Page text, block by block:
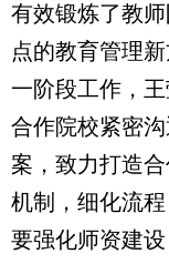
有效锻炼了教
点的教育管理
一阶段工作，
合作院校紧密
案，致力打造
机制，细化流
要强化师资建